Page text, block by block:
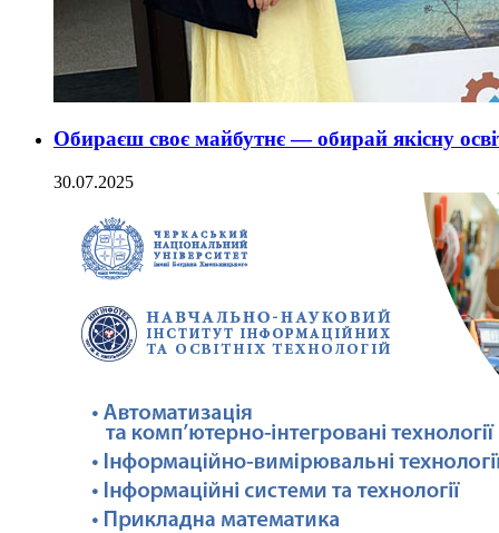
Обираєш своє майбутнє — обирай якісну
30.07.2025